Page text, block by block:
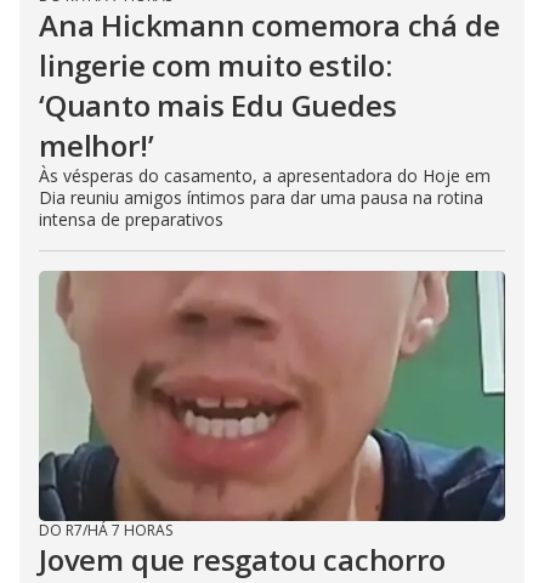
Ana Hickmann comemora chá de
lingerie com muito estilo:
‘Quanto mais Edu Guedes
melhor!’
Às vésperas do casamento, a apresentadora do Hoje em
Dia reuniu amigos íntimos para dar uma pausa na rotina
intensa de preparativos
DO R7/HÁ 7 HORAS
Jovem que resgatou cachorro